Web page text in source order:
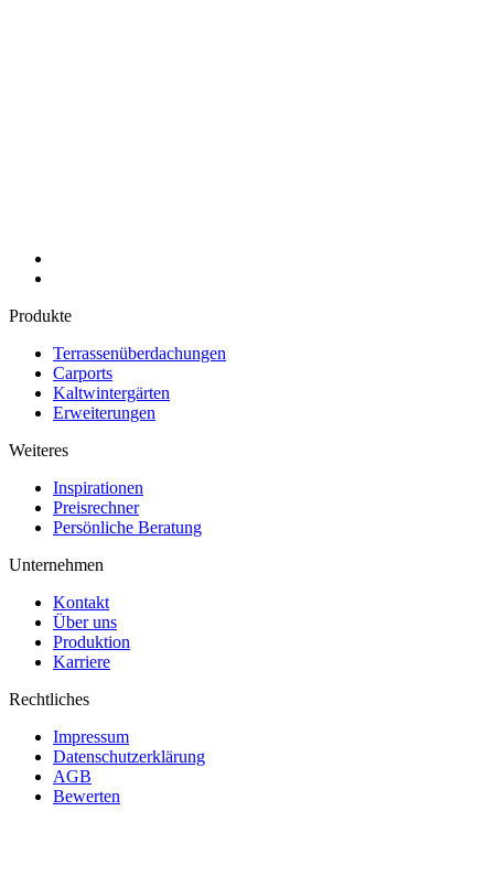
Produkte
Terrassenüberdachungen
Carports
Kaltwintergärten
Erweiterungen
Weiteres
Inspirationen
Preisrechner
Persönliche Beratung
Unternehmen
Kontakt
Über uns
Produktion
Karriere
Rechtliches
Impressum
Datenschutzerklärung
AGB
Bewerten